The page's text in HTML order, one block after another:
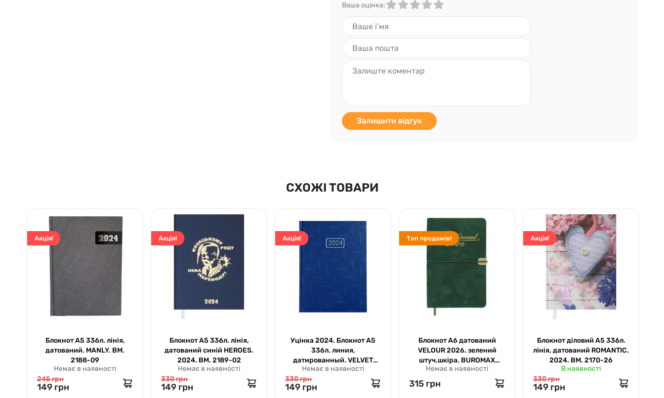
Ваша оцінка:
Залишити відгук
СХОЖІ ТОВАРИ
Акція!
Блокнот А5 336л. лінія,
датований. MANLY. ВМ.
2188-09
Немає в наявності
245 грн
149 грн
Акція!
Блокнот А5 336л. лінія,
датований синій HEROES.
2024. ВМ. 2189-02
Немає в наявності
330 грн
149 грн
Акція!
Уцінка 2024. Блокнот А5
336л. линия,
датированный. VELVET
синий. ВМ. 2163-02
Немає в наявності
330 грн
149 грн
Топ продажів!
Блокнот А6 датований
VELOUR 2026. зелений
штуч.шкіра. BUROMAX
2512-04
Немає в наявності
315 грн
Акція!
Блокнот діловий А5 336л.
лінія, датований ROMANTIC.
2024. ВМ. 2170-26
В наявності
330 грн
149 грн